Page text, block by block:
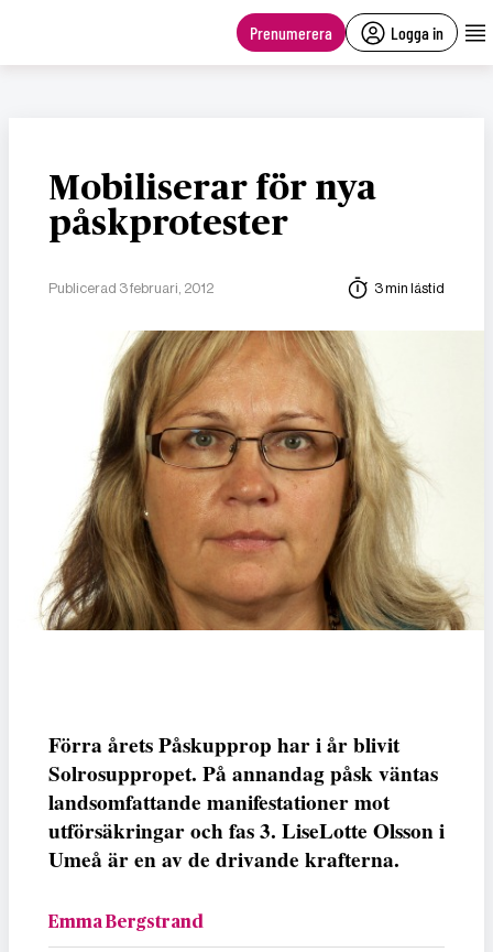
Prenumerera Logga in
Mobiliserar för nya
påskprotester
Publicerad 3 februari, 2012 3 min lästid
Förra årets Påskupprop har i år blivit
Solrosuppropet. På annandag påsk väntas
landsomfattande manifestationer mot
utförsäkringar och fas 3. LiseLotte Olsson i
Umeå är en av de drivande krafterna.
Emma Bergstrand